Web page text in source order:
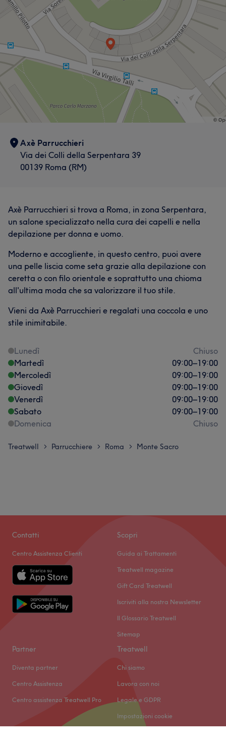
Axè Parrucchieri
Via dei Colli della Serpentara 39
00139 Roma (RM)
Axè Parrucchieri si trova a Roma, in zona Serpentara,
un salone specializzato nella cura dei capelli e nella
depilazione per donna e uomo.
Moderno e accogliente, in questo centro, puoi avere
una pelle liscia come seta grazie alla depilazione con
ceretta o con filo orientale e soprattutto una chioma
all'ultima moda che sa valorizzare il tuo stile.
Vieni da Axè Parrucchieri e regalati una coccola e uno
stile inimitabile.
Lunedì
Chiuso
Martedì
09:00–19:00
Mercoledì
09:00–19:00
Giovedì
09:00–19:00
Venerdì
09:00–19:00
Sabato
09:00–19:00
Domenica
Chiuso
Treatwell > Parrucchiere > Roma > Monte Sacro
Contatti
Centro Assistenza Clienti
Scopri
Guida ai Trattamenti
Treatwell magazine
Gift Card Treatwell
Iscriviti alla nostra Newsletter
Il Glossario Treatwell
Sitemap
Partner
Diventa partner
Centro Assistenza
Centro assistenza Treatwell Pro
Treatwell
Chi siamo
Lavora con noi
Legale e GDPR
Impostazioni cookie